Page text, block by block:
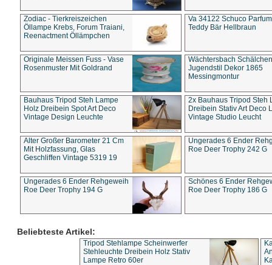
Zodiac - Tierkreiszeichen
Öllampe Krebs, Forum Traiani,
Reenactment Öllämpchen
Va 34122 Schuco
Teddy Bär Hellbraun
Originale Meissen Fuss - Vase
Rosenmuster Mit Goldrand
Wächtersbach Schälchen
Jugendstil Dekor 1865
Messingmontur
Bauhaus Tripod Steh Lampe
Holz Dreibein Spot Art Deco
Vintage Design Leuchte
2x Bauhaus Tripod Steh
Dreibein Stativ Art Deco
Vintage Studio Leucht
Alter Großer Barometer 21 Cm
Mit Holzfassung, Glas
Geschliffen Vintage 5319 19
Ungerades 6 Ender
Roe Deer Trophy 242 G
Ungerades 6 Ender Rehgeweih
Roe Deer Trophy 194 G
Schönes 6 Ender
Roe Deer Trophy 186 G
Beliebteste Artikel:
Tripod Stehlampe Scheinwerfer
Stehleuchte Dreibein Holz Stativ
Lampe Retro 60er